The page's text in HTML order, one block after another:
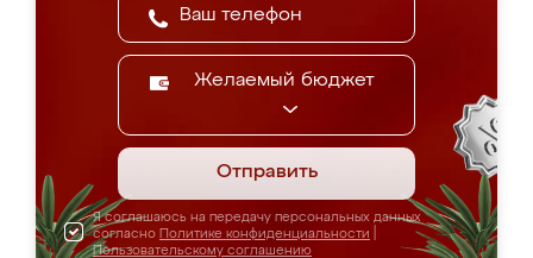
Желаемый бюджет
Отправить
Я соглашаюсь на передачу персональных данных
согласно Политике конфиденциальности
Пользовательскому соглашению